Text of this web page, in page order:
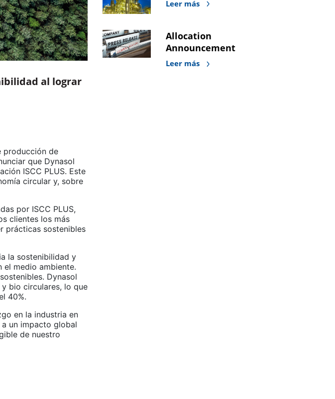
al lograr
producción de
que Dynasol
ISCC PLUS. Este
circular y, sobre
por ISCC PLUS,
clientes los más
prácticas sostenibles
la sostenibilidad y
el medio ambiente.
Dynasol
bio circulares, lo que
40%.
en la industria en
un impacto global
de nuestro
Leer más
Allocation
Announcement
Leer más